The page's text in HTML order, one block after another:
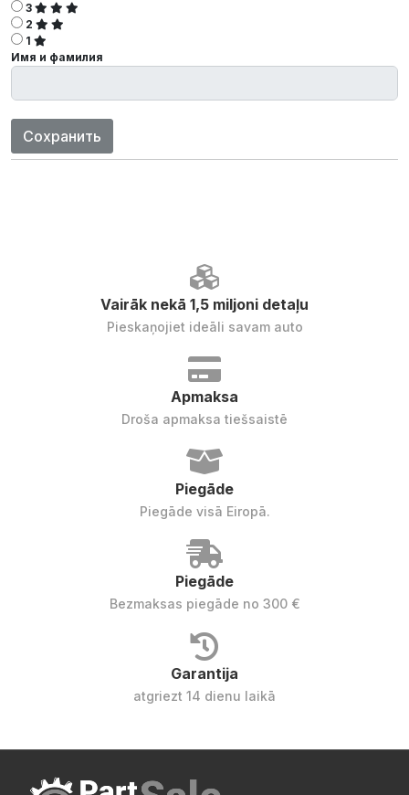
3
2
1
Имя и фамилия
Сохранить
Vairāk nekā 1,5 miljoni detaļu
Pieskaņojiet ideāli savam auto
Apmaksa
Droša apmaksa tiešsaistē
Piegāde
Piegāde visā Eiropā.
Piegāde
Bezmaksas piegāde no 300 €
Garantija
atgriezt 14 dienu laikā